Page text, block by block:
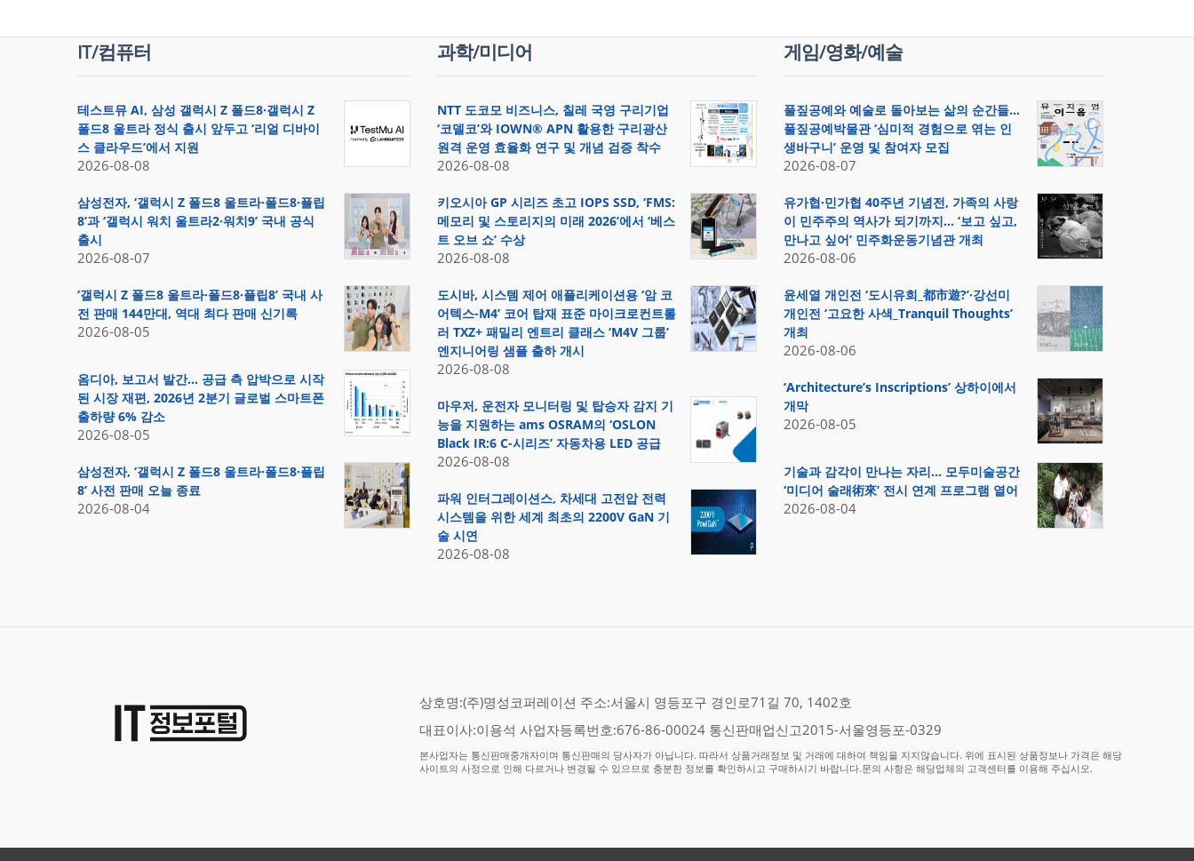
IT/컴퓨터
테스트뮤 AI, 삼성 갤럭시 Z 폴드8·갤럭시 Z
폴드8 울트라 정식 출시 앞두고 ‘리얼 디바이
스 클라우드’에서 지원
2026-08-08
삼성전자, ‘갤럭시 Z 폴드8 울트라·폴드8·플립
8’과 ‘갤럭시 워치 울트라2·워치9’ 국내 공식
출시
2026-08-07
‘갤럭시 Z 폴드8 울트라·폴드8·플립8’ 국내 사
전 판매 144만대, 역대 최다 판매 신기록
2026-08-05
옴디아, 보고서 발간… 공급 측 압박으로 시작
된 시장 재편, 2026년 2분기 글로벌 스마트폰
출하량 6% 감소
2026-08-05
삼성전자, ‘갤럭시 Z 폴드8 울트라·폴드8·플립
8’ 사전 판매 오늘 종료
2026-08-04
과학/미디어
NTT 도코모 비즈니스, 칠레 국영 구리기업
‘코델코’와 IOWN® APN 활용한 구리광산
원격 운영 효율화 연구 및 개념 검증 착수
2026-08-08
키오시아 GP 시리즈 초고 IOPS SSD, ‘FMS:
메모리 및 스토리지의 미래 2026’에서 ‘베스
트 오브 쇼’ 수상
2026-08-08
도시바, 시스템 제어 애플리케이션용 ‘암 코
어텍스-M4’ 코어 탑재 표준 마이크로컨트롤
러 TXZ+ 패밀리 엔트리 클래스 ‘M4V 그룹’
엔지니어링 샘플 출하 개시
2026-08-08
마우저, 운전자 모니터링 및 탑승자 감지 기
능을 지원하는 ams OSRAM의 ‘OSLON
Black IR:6 C-시리즈’ 자동차용 LED 공급
2026-08-08
파워 인터그레이션스, 차세대 고전압 전력
시스템을 위한 세계 최초의 2200V GaN 기
술 시연
2026-08-08
게임/영화/예술
풀짚공예와 예술로 돌아보는 삶의 순간들…
풀짚공예박물관 ‘심미적 경험으로 엮는 인
생바구니’ 운영 및 참여자 모집
2026-08-07
유가협·민가협 40주년 기념전, 가족의 사랑
이 민주주의 역사가 되기까지… ‘보고 싶고,
만나고 싶어’ 민주화운동기념관 개최
2026-08-06
윤세열 개인전 ‘도시유희_都市遊?’·강선미
개인전 ‘고요한 사색_Tranquil Thoughts’
개최
2026-08-06
‘Architecture’s Inscriptions’ 상하이에서
개막
2026-08-05
기술과 감각이 만나는 자리… 모두미술공간
‘미디어 술래術來’ 전시 연계 프로그램 열어
2026-08-04
상호명:(주)명성코퍼레이션 주소:서울시 영등포구 경인로71길 70, 1402호
대표이사:이용석 사업자등록번호:676-86-00024 통신판매업신고2015-서울영등포-0329
본사업자는 통신판매중개자이며 통신판매의 당사자가 아닙니다. 따라서 상품거래정보 및 거래에 대하여 책임을 지지않습니다. 위에 표시된 상품정보나 가격은 해당
사이트의 사정으로 인해 다르거나 변경될 수 있으므로 충분한 정보를 확인하시고 구매하시기 바랍니다.문의 사항은 해당업체의 고객센터를 이용해 주십시오.